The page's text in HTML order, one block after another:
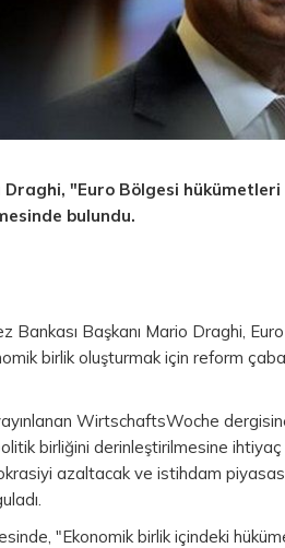
Draghi, "Euro Bölgesi
bulundu.
Bankası Başkanı Mario Draghi, Euro
birlik oluşturmak için reform
WirtschaftsWoche
birliğini derinleştirilmesine
azaltacak ve istihdam
"Ekonomik birlik içindeki